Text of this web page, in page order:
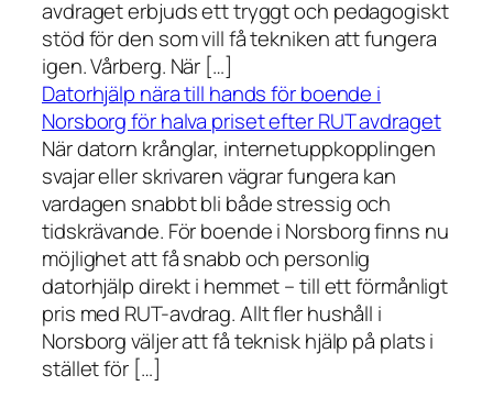
avdraget erbjuds ett tryggt och pedagogiskt
stöd för den som vill få tekniken att fungera
igen. Vårberg. När […]
Datorhjälp nära till hands för boende i
Norsborg för halva priset efter RUT avdraget
När datorn krånglar, internetuppkopplingen
svajar eller skrivaren vägrar fungera kan
vardagen snabbt bli både stressig och
tidskrävande. För boende i Norsborg finns nu
möjlighet att få snabb och personlig
datorhjälp direkt i hemmet – till ett förmånligt
pris med RUT-avdrag. Allt fler hushåll i
Norsborg väljer att få teknisk hjälp på plats i
stället för […]